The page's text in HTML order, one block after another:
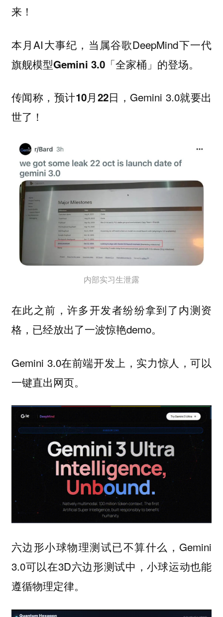
来！
本月AI大事纪，当属谷歌DeepMind下一代
旗舰模型Gemini 3.0「全家桶」 的登场。
传闻称，预计10月22日 ，Gemini 3.0就要出
世了！
内部实习生泄露
在此之前，许多开发者纷纷拿到了内测资
格，已经放出了一波惊艳demo。
Gemini 3.0在前端开发上，实力惊人，可以
一键直出网页。
六边形小球物理测试已不算什么，Gemini
3.0可以在3D六边形测试中，小球运动也能
遵循物理定律。